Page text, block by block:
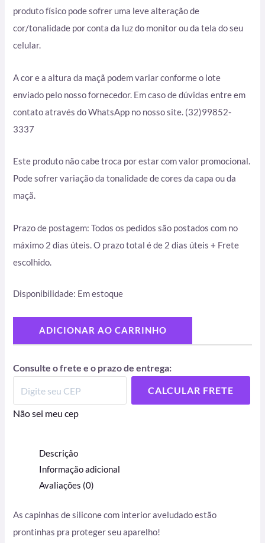
produto físico pode sofrer uma leve alteração de
cor/tonalidade por conta da luz do monitor ou da tela do seu
celular.
A cor e a altura da maçã podem variar conforme o lote
enviado pelo nosso fornecedor. Em caso de dúvidas entre em
contato através do WhatsApp no nosso site. (32)99852-
3337
Este produto não cabe troca por estar com valor promocional.
Pode sofrer variação da tonalidade de cores da capa ou da
maçã.
Prazo de postagem: Todos os pedidos são postados com no
máximo 2 dias úteis. O prazo total é de 2 dias úteis + Frete
escolhido.
Disponibilidade: Em estoque
ADICIONAR AO CARRINHO
Consulte o frete e o prazo de entrega:
CALCULAR FRETE
Não sei meu cep
Descrição
Informação adicional
Avaliações (0)
As capinhas de silicone com interior aveludado estão
prontinhas pra proteger seu aparelho!